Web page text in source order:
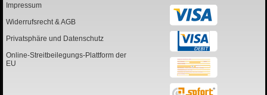
Impressum
Widerrufsrecht & AGB
Privatsphäre und Datenschutz
Online-Streitbeilegungs-Plattform der
EU